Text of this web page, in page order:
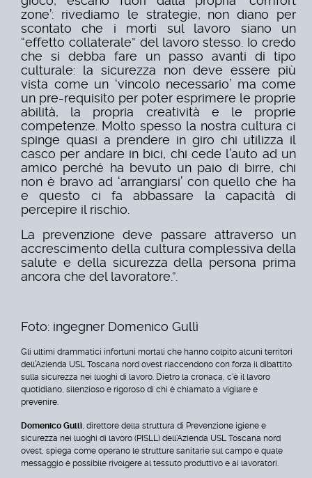
zone’: rivediamo le strategie, non diano per
scontato che i morti sul lavoro siano un
“effetto collaterale” del lavoro stesso. Io credo
che si debba fare un passo avanti di tipo
culturale: la sicurezza non deve essere più
vista come un ‘vincolo necessario’ ma come
un pre-requisito per poter esprimere le proprie
abilità, la propria creatività e le proprie
competenze. Molto spesso la nostra cultura ci
spinge quasi a prendere in giro chi utilizza il
casco per andare in bici, chi cede l’auto ad un
amico perché ha bevuto un paio di birre, chi
non è bravo ad ‘arrangiarsi’ con quello che ha
e questo ci fa abbassare la capacità di
percepire il rischio.
La prevenzione deve passare attraverso un
accrescimento della cultura complessiva della
salute e della sicurezza della persona prima
ancora che del lavoratore.”.
Foto: ingegner Domenico Gullì
Gli ultimi drammatici infortuni mortali che hanno colpito alcuni territori
dell’Azienda USL Toscana nord ovest riaccendono con forza il dibattito
sulla sicurezza nei luoghi di lavoro. Dietro la cronaca, c'è il lavoro
quotidiano, silenzioso e rigoroso di chi è chiamato a vigilare e
prevenire.
Domenico Gullì, direttore della struttura di Prevenzione igiene e
sicurezza nei luoghi di lavoro (PISLL) dell'Azienda USL Toscana nord
ovest, spiega come operano le strutture sanitarie sul campo e quale
messaggio è possibile rivolgere al tessuto produttivo e ai lavoratori.